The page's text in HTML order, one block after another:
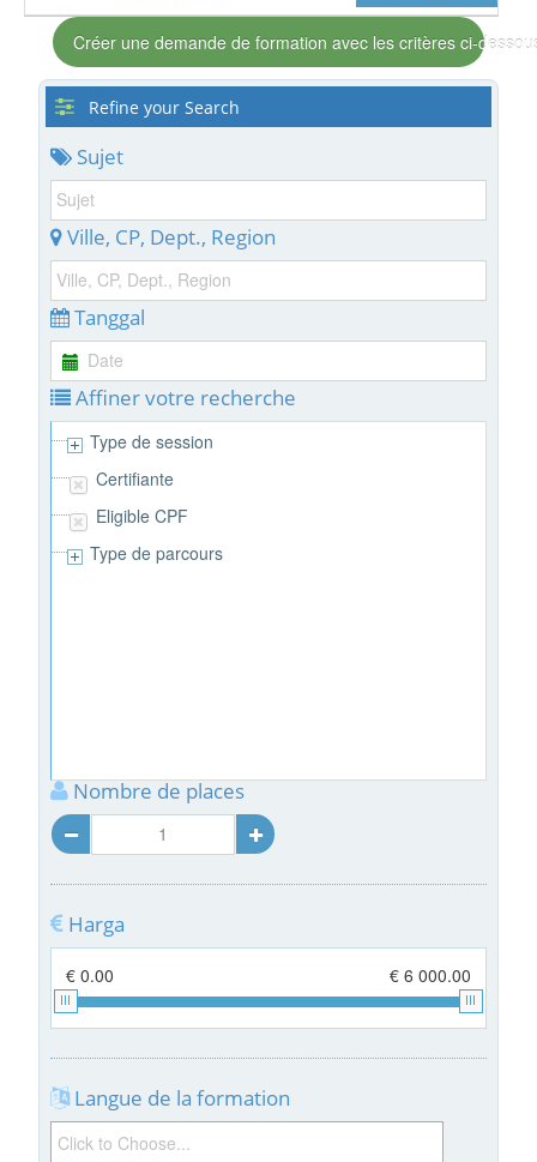
Créer une demande de formation avec les critères ci-
Refine your Search
Sujet
Ville, CP, Dept., Region
Tanggal
Affiner votre recherche
Type de session
Certifiante
Eligible CPF
Type de parcours
Nombre de places
Harga
€ 0.00 € 6 000.00
Langue de la formation